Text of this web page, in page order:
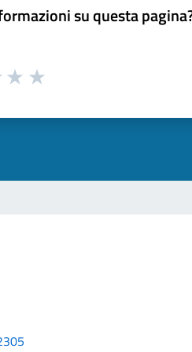
su questa